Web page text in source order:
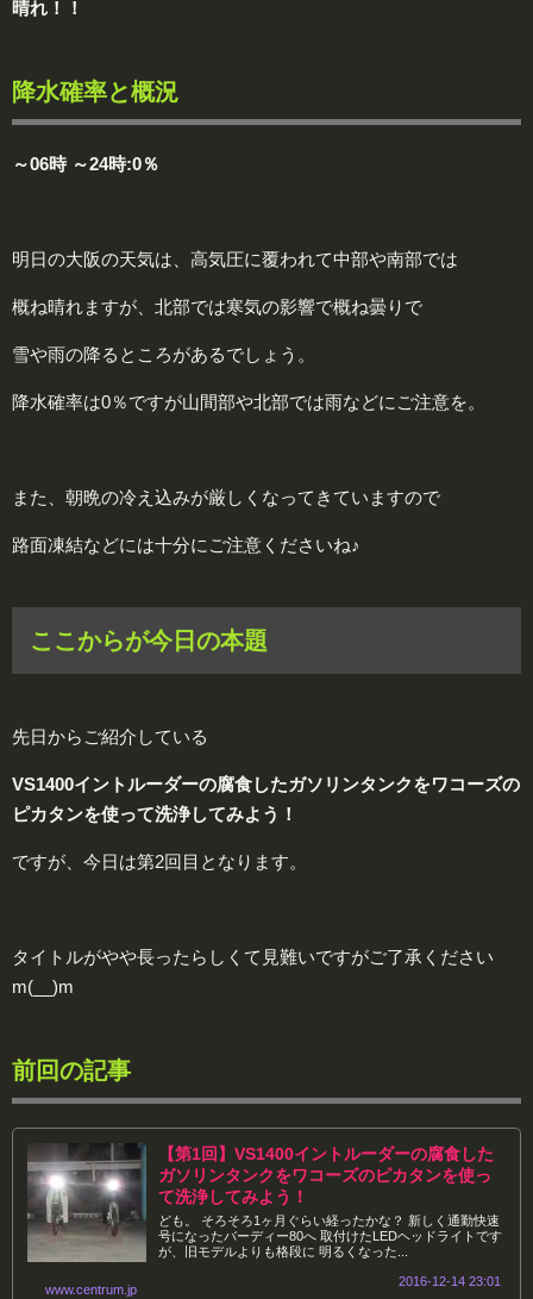
晴れ！！
降水確率と概況
～06時 ～24時:0％
明日の大阪の天気は、高気圧に覆われて中部や南部では
概ね晴れますが、北部では寒気の影響で概ね曇りで
雪や雨の降るところがあるでしょう。
降水確率は0％ですが山間部や北部では雨などにご注意を。
また、朝晩の冷え込みが厳しくなってきていますので
路面凍結などには十分にご注意くださいね♪
ここからが今日の本題
先日からご紹介している
VS1400イントルーダーの腐食したガソリンタンクをワコーズの
ピカタンを使って洗浄してみよう！
ですが、今日は第2回目となります。
タイトルがやや長ったらしくて見難いですがご了承ください
m(__)m
前回の記事
【第1回】VS1400イントルーダーの腐食した
ガソリンタンクをワコーズのピカタンを使っ
て洗浄してみよう！
ども。 そろそろ1ヶ月ぐらい経ったかな？ 新しく通勤快速
号になったバーディー80へ 取付けたLEDヘッドライトです
が、旧モデルよりも格段に 明るくなった...
www.centrum.jp
2016-12-14 23:01